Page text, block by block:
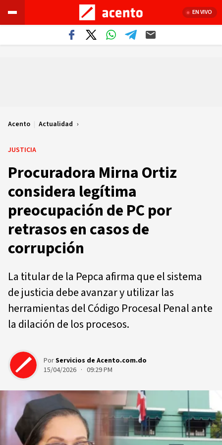
EN VIVO
Acento | Actualidad
JUSTICIA
Procuradora Mirna Ortiz
considera legítima
preocupación de PC por
retrasos en casos de
corrupción
La titular de la Pepca afirma que el sistema
de justicia debe avanzar y utilizar las
herramientas del Código Procesal Penal ante
la dilación de los procesos.
PorServicios de Acento.com.do
15/04/2026 · 09:29 PM